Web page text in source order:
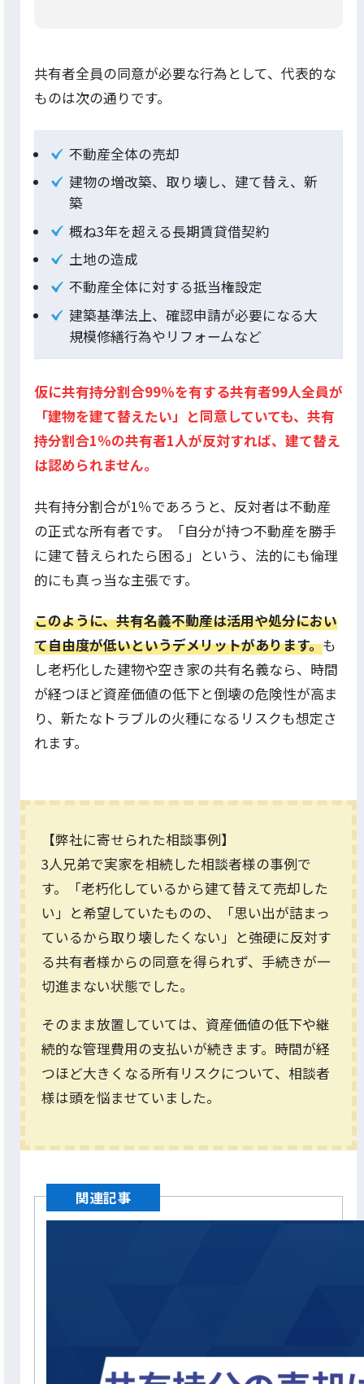
共有者全員の同意が必要な行為として、代表的な
ものは次の通りです。
不動産全体の売却
建物の増改築、取り壊し、建て替え、新
築
概ね3年を超える長期賃貸借契約
土地の造成
不動産全体に対する抵当権設定
建築基準法上、確認申請が必要になる大
規模修繕行為やリフォームなど
仮に共有持分割合99％を有する共有者99人全員が
「建物を建て替えたい」と同意していても、共有
持分割合1％の共有者1人が反対すれば、建て替え
は認められません。
共有持分割合が1％であろうと、反対者は不動産
の正式な所有者です。「自分が持つ不動産を勝手
に建て替えられたら困る」という、法的にも倫理
的にも真っ当な主張です。
このように、共有名義不動産は活用や処分におい
て自由度が低いというデメリットがあります。も
し老朽化した建物や空き家の共有名義なら、時間
が経つほど資産価値の低下と倒壊の危険性が高ま
り、新たなトラブルの火種になるリスクも想定さ
れます。
【弊社に寄せられた相談事例】
3人兄弟で実家を相続した相談者様の事例で
す。「老朽化しているから建て替えて売却した
い」と希望していたものの、「思い出が詰まっ
ているから取り壊したくない」と強硬に反対す
る共有者様からの同意を得られず、手続きが一
切進まない状態でした。
そのまま放置していては、資産価値の低下や継
続的な管理費用の支払いが続きます。時間が経
つほど大きくなる所有リスクについて、相談者
様は頭を悩ませていました。
関連記事